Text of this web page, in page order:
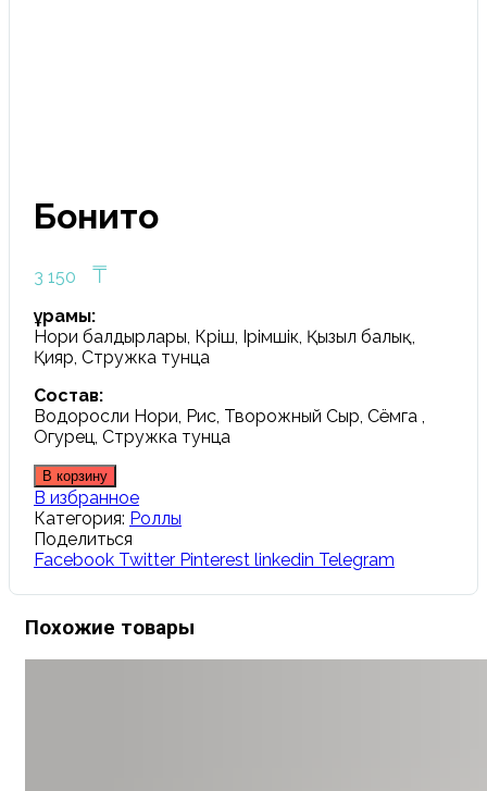
Бонито
3 150 ₸
Құрамы:
Нори балдырлары, Күріш, Ірімшік, Қызыл балық,
Қияр, Стружка тунца
Состав:
Водоросли Нори, Рис, Творожный Сыр, Сёмга ,
Огурец, Стружка тунца
В корзину
В избранное
Категория: Роллы
Поделиться
Facebook Twitter Pinterest linkedin Telegram
Похожие товары